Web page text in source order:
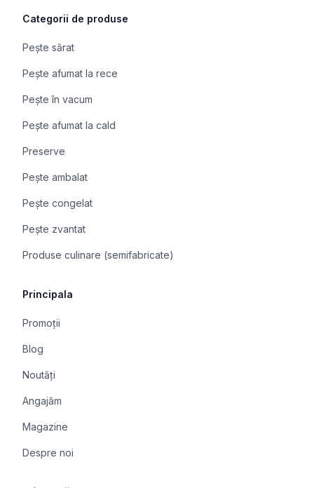
Categorii de produse
Pește sărat
Pește afumat la rece
Pește în vacum
Pește afumat la cald
Preserve
Pește ambalat
Pește congelat
Pește zvantat
Produse culinare (semifabricate)
Principala
Promoții
Blog
Noutăți
Angajăm
Magazine
Despre noi